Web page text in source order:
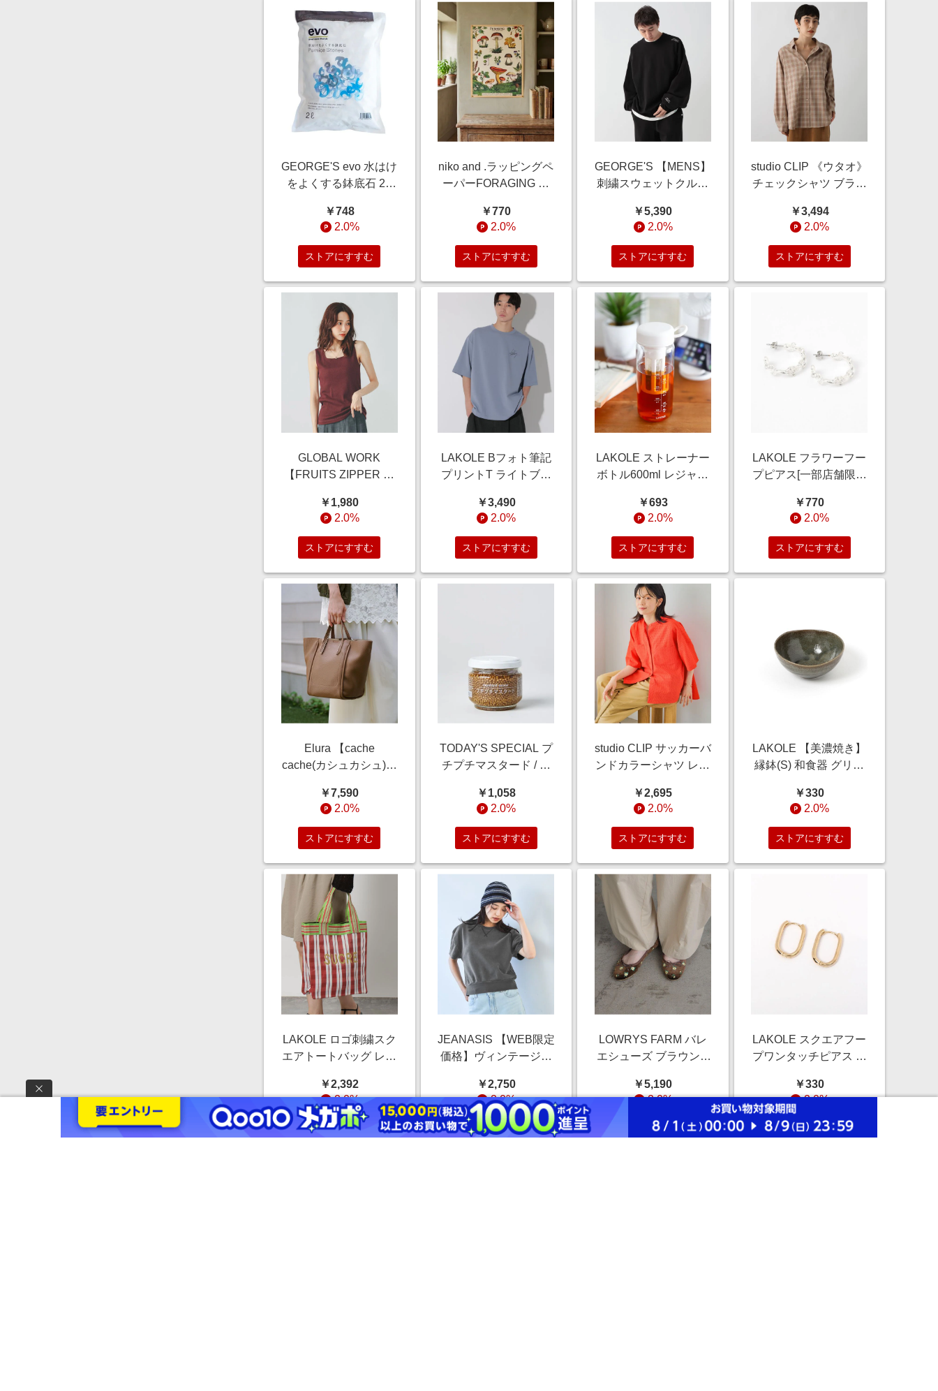
エスティ（旧ドットエ
スティ）
GEORGE'S evo 水はけ
をよくする鉢底石 2L
ジナル ジョージズ
363949 and ST アンド
エスティ（旧ドットエ
スティ）
￥748
2.0%
ストアにすすむ
niko and .ラッピングペ
ーパーFORAGING ク
リア ニコアンド
586898 and ST アンド
エスティ（旧ドットエ
スティ）
￥770
2.0%
ストアにすすむ
GEORGE'S 【MENS】
刺繍スウェットクルー
ジョージズ 661222
and ST アンドエスティ
（旧ドットエスティ）
￥5,390
2.0%
ストアにすすむ
studio CLIP 《ウタオ》
チェックシャツ ブラウ
イン スタジオクリップ
600417 and ST アンド
エスティ（旧ドットエ
スティ）
￥3,494
2.0%
ストアにすすむ
GLOBAL WORK
【FRUITS ZIPPER 鎮
ラサラDRYスクエアタ
ンク/636753 ボルドー
S ウィメンズインナー
グローバルワーク
636753 and ST アンド
エスティ（旧ドットエ
スティ）
￥1,980
2.0%
ストアにすすむ
LAKOLE Bフォト筆記
プリントT ライトブル
ラコレ 672889 and ST
アンドエスティ（旧ド
ットエスティ）
￥3,490
2.0%
ストアにすすむ
LAKOLE ストレーナー
ボトル600ml レジャー
コレ 415629 and ST ア
ンドエスティ（旧ドッ
トエスティ）
￥693
2.0%
ストアにすすむ
LAKOLE フラワーフー
プピアス[一部店舗限定
FREE ウィメンズグッ
ズ ラコレ 144570 and
ST アンドエスティ
（旧ドットエスティ）
￥770
2.0%
ストアにすすむ
Elura 【cache
cache(カシュカシュ)】
2wayトートバッグ ブ
ラウン FREE ウィメン
ズグッズ エルーラ
869769 ドットエステ
ィ 40代 50代 60代 レデ
ィース 婦人服 通勤服
オフィスカジュアル き
れいめ 低身長 小柄 二
の腕 美脚 体系カバー
着痩せ 太め ぽっちゃり
￥7,590
2.0%
ストアにすすむ
TODAY'S SPECIAL プ
チプチマスタード / フ
【賞味期限
2027/04/28】 クリア グ
ロッサリー トゥデイズ
スペシャル 453149
and ST アンドエスティ
（旧ドットエスティ）
￥1,058
2.0%
ストアにすすむ
studio CLIP サッカーバ
ンドカラーシャツ レッ
ンナー スタジオクリッ
プ 689752 and ST アン
ドエスティ（旧ドット
エスティ）
￥2,695
2.0%
ストアにすすむ
LAKOLE 【美濃焼き】
縁鉢(S) 和食器 グリー
1017704 and ST アン
ドエスティ（旧ドット
エスティ）
￥330
2.0%
ストアにすすむ
LAKOLE ロゴ刺繍スク
エアトートバッグ レッ
ッズ ラコレ 638621
and ST アンドエスティ
（旧ドットエスティ）
￥2,392
2.0%
ストアにすすむ
JEANASIS 【WEB限定
価格】ヴィンテージラ
ルバー FREE ウィメン
ズインナー ジーナシス
1050671 and ST アン
ドエスティ（旧ドット
￥2,750
2.0%
ストアにすすむ
LOWRYS FARM バレ
エシューズ ブラウン L
リーズファーム
1049086 and ST アン
ドエスティ（旧ドット
エスティ）
￥5,190
2.0%
ストアにすすむ
LAKOLE スクエアフー
プワンタッチピアス ホ
ズグッズ ラコレ
298744 and ST アンド
エスティ（旧ドットエ
スティ）
￥330
2.0%
ストアにすすむ